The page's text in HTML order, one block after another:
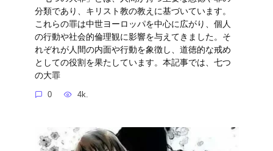
分類であり、キリスト教の教えに基づいています。
これらの罪は中世ヨーロッパを中心に広がり、個人
の行動や社会的倫理観に影響を与えてきました。そ
れぞれが人間の内面や行動を象徴し、道徳的な戒め
としての役割を果たしています。本記事では、七つ
の大罪
0 4k.